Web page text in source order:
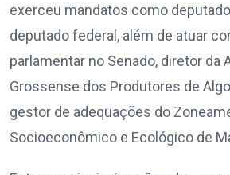
exerceu mandatos como
deputado federal, além de atuar
parlamentar no Senado, diretor da
Grossense dos Produtores de
gestor de adequações do
Socioeconômico e Ecológico de